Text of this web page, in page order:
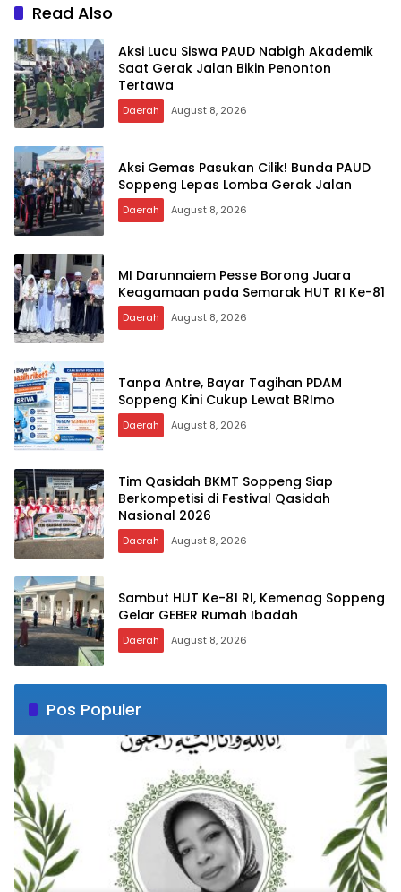
Read Also
Aksi Lucu Siswa PAUD Nabigh Akademik
Saat Gerak Jalan Bikin Penonton
Tertawa
Daerah August 8, 2026
Aksi Gemas Pasukan Cilik! Bunda PAUD
Soppeng Lepas Lomba Gerak Jalan
Daerah August 8, 2026
MI Darunnaiem Pesse Borong Juara
Keagamaan pada Semarak HUT RI Ke-81
Daerah August 8, 2026
Tanpa Antre, Bayar Tagihan PDAM
Soppeng Kini Cukup Lewat BRImo
Daerah August 8, 2026
Tim Qasidah BKMT Soppeng Siap
Berkompetisi di Festival Qasidah
Nasional 2026
Daerah August 8, 2026
Sambut HUT Ke-81 RI, Kemenag Soppeng
Gelar GEBER Rumah Ibadah
Daerah August 8, 2026
Pos Populer